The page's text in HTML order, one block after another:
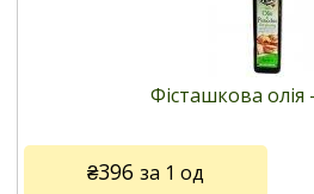
ТМ «Goccia D’oro»
Для чого використовують:для
випічки, заправки салатів, страв з
Метод виробництва:холодний
500 мл, пляшка (скло)
Фісташкова олія
₴396 за 1 од